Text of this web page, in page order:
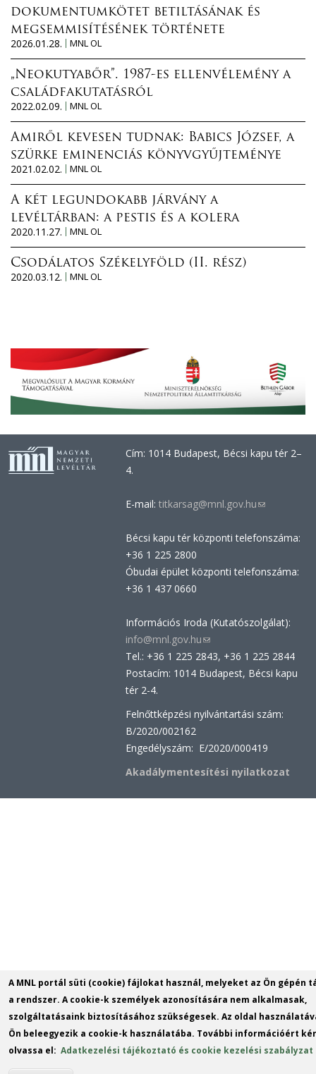
dokumentumkötet betiltásának és
megsemmisítésének története
2026.01.28.
MNL OL
„Neokutyabőr”. 1987-es ellenvélemény a
családfakutatásról
2022.02.09.
MNL OL
Amiről kevesen tudnak: Babics József, a
szürke eminenciás könyvgyűjteménye
2021.02.02.
MNL OL
A két legundokabb járvány a
levéltárban: a pestis és a kolera
2020.11.27.
MNL OL
Csodálatos Székelyföld (II. rész)
2020.03.12.
MNL OL
Cím: 1014 Budapest, Bécsi kapu tér 2–
4.
E-mail: titkarsag@mnl.gov.hu(link
e-
Bécsi kapu tér központi telefonszáma:
+36 1 225 2800
Óbudai épület központi telefonszáma:
+36 1 437 0660
Információs Iroda (Kutatószolgálat):
info@mnl.gov.hu(link
sends
e-
Tel.: +36 1 225 2843, +36 1 225 2844
Postacím: 1014 Budapest, Bécsi kapu
tér 2-4.
Felnőttképzési nyilvántartási szám:
B/2020/002162
Engedélyszám: E/2020/000419
Akadálymentesítési nyilatkozat
A MNL portál süti (cookie) fájlokat használ, melyeket az Ön gépén
a rendszer. A cookie-k személyek azonosítására nem alkalmasak,
szolgáltatásaink biztosításához szükségesek. Az oldal
Ön beleegyezik a cookie-k használatába. További információért
olvassa el:Adatkezelési tájékoztató és cookie kezelési szabályzat